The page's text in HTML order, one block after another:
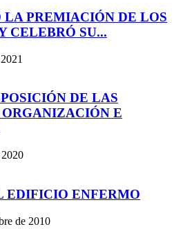
PREMIACIÓN DE LOS
CELEBRÓ SU...
DE LAS
E
EDIFICIO ENFERMO
de 2010